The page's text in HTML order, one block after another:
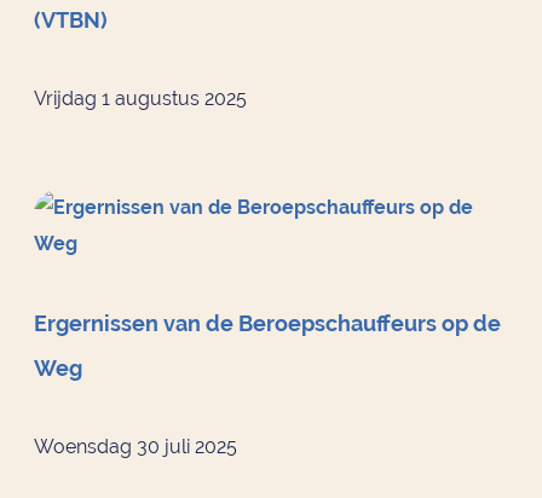
(VTBN)
Vrijdag 1 augustus 2025
Ergernissen van de Beroepschauffeurs op de
Weg
Woensdag 30 juli 2025